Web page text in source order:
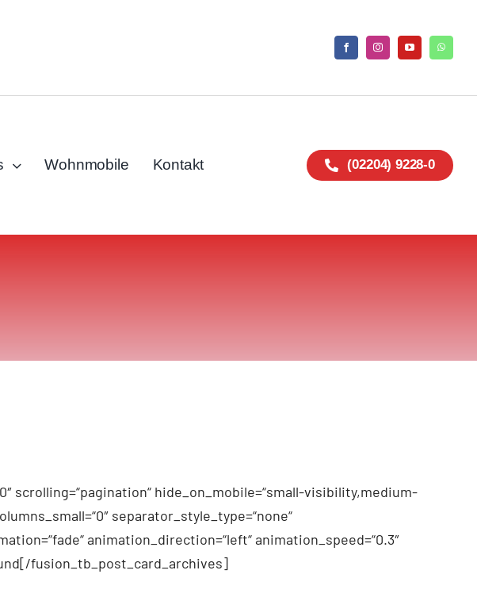
Wohnmobile Kontakt (02204) 9228-0
scrolling=“pagination“ hide_on_mobile=“small-visibility,medium-
separator_style_type=“none“
animation_direction=“left“ animation_speed=“0.3″
fusion_tb_post_card_archives]